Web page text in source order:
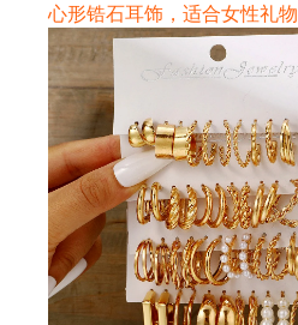
心形锆石耳饰，适合女性礼物